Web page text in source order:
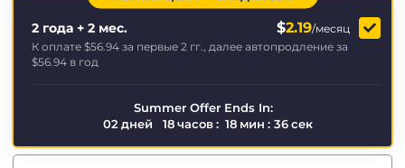
2 года + 2 мес. $2.19/месяц
К оплате $56.94 за первые 2 гг., далее автопродление за
$56.94 в год
Summer Offer Ends In:
02 дней 18 часов : 18 мин : 35 сек